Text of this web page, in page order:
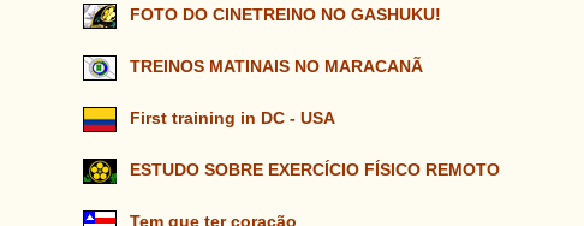
FOTO DO CINETREINO NO GASHUKU!
TREINOS MATINAIS NO MARACANÃ
First training in DC - USA
ESTUDO SOBRE EXERCÍCIO FÍSICO REMOTO
Tem que ter coração